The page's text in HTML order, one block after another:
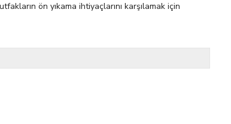
ön yıkama ihtiyaçlarını karşılamak için